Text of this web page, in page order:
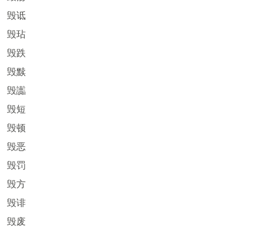
毁诋
毁玷
毁跌
毁黩
毁讟
毁短
毁顿
毁恶
毁罚
毁方
毁诽
毁废